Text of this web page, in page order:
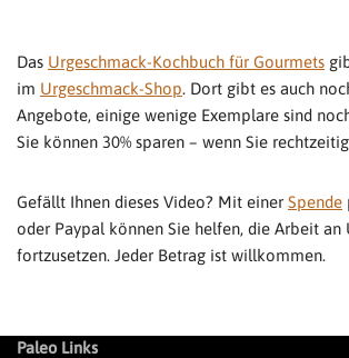
Das Urgeschmack-Kochbuch für Gourmets
im Urgeschmack-Shop. Dort gibt es auch
Angebote, einige wenige Exemplare sind
Sie können 30% sparen – wenn Sie
Gefällt Ihnen dieses Video? Mit einer Spende
oder Paypal können Sie helfen, die Arbeit an
fortzusetzen. Jeder Betrag ist willkommen.
Paleo Links